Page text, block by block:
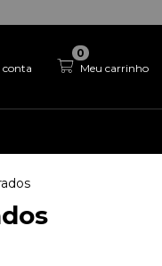
conta Meu carrinho
0